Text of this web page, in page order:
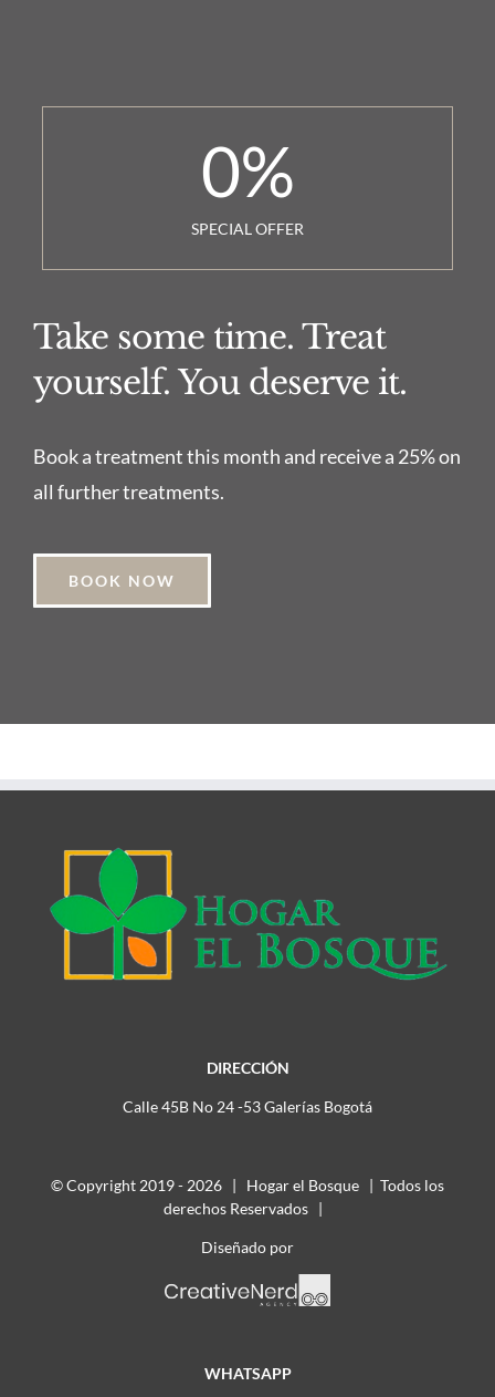
0%
SPECIAL OFFER
Take some time. Treat
yourself. You deserve it.
Book a treatment this month and receive a 25% on
all further treatments.
BOOK NOW
DIRECCIÓN
Calle 45B No 24 -53 Galerías Bogotá
© Copyright 2019 - 2026 | Hogar el Bosque | Todos los
derechos Reservados |
Diseñado por
WHATSAPP